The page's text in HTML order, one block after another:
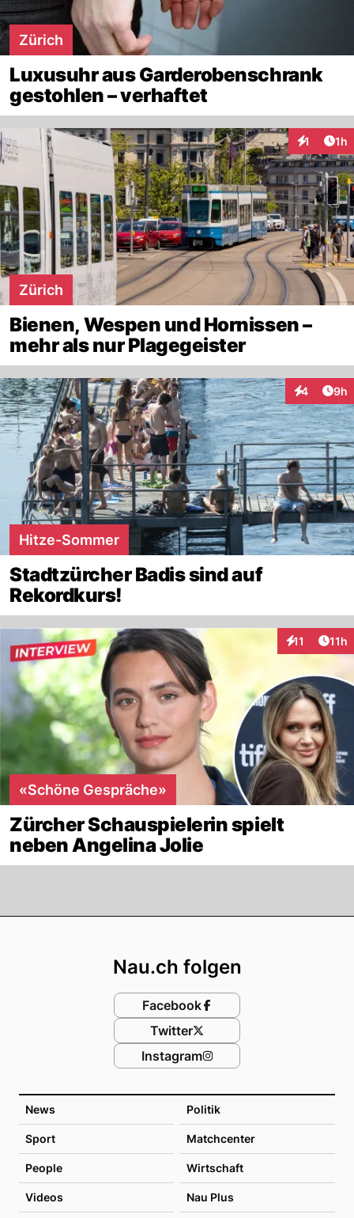
Zürich
Luxusuhr aus Garderobenschrank
gestohlen – verhaftet
1 1h
Zürich
Bienen, Wespen und Hornissen –
mehr als nur Plagegeister
4 9h
Hitze-Sommer
Stadtzürcher Badis sind auf
Rekordkurs!
11
Interaktionen
11h
«Schöne Gespräche»
Zürcher Schauspielerin spielt
neben Angelina Jolie
News Politik
Sport Matchcenter
People Wirtschaft
Videos Nau Plus
Nau.ch folgen
Facebook
Twitter
Instagram